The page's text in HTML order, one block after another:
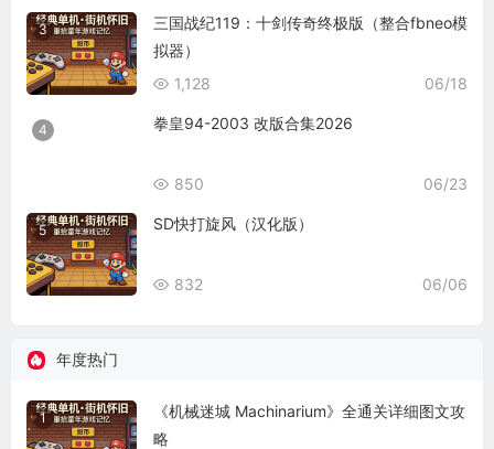
3
三国战纪119：十剑传奇终极版（整合fbneo模
拟器）
06/18
1,128
4 拳皇94-2003 改版合集2026
06/23
850
5 SD快打旋风（汉化版）
06/06
832
年度热门
1
《机械迷城 Machinarium》全通关详细图文攻
略